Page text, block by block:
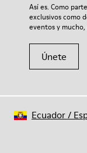
Así es. Como
exclusivos como
eventos y mucho,
Únete
Ecuador/